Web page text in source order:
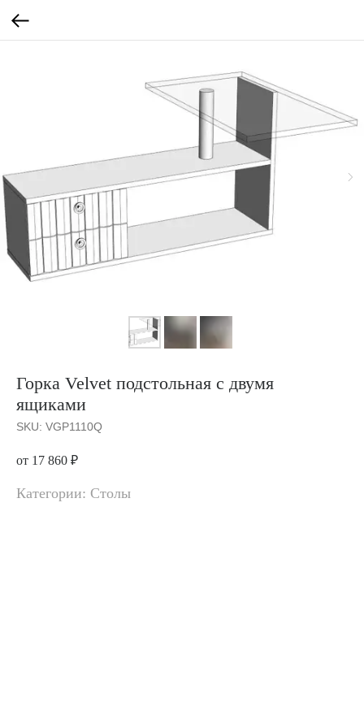
Горка Velvet подстольная с двумя
ящиками
SKU: VGP1110Q
от 17 860 ₽
Категории: Столы